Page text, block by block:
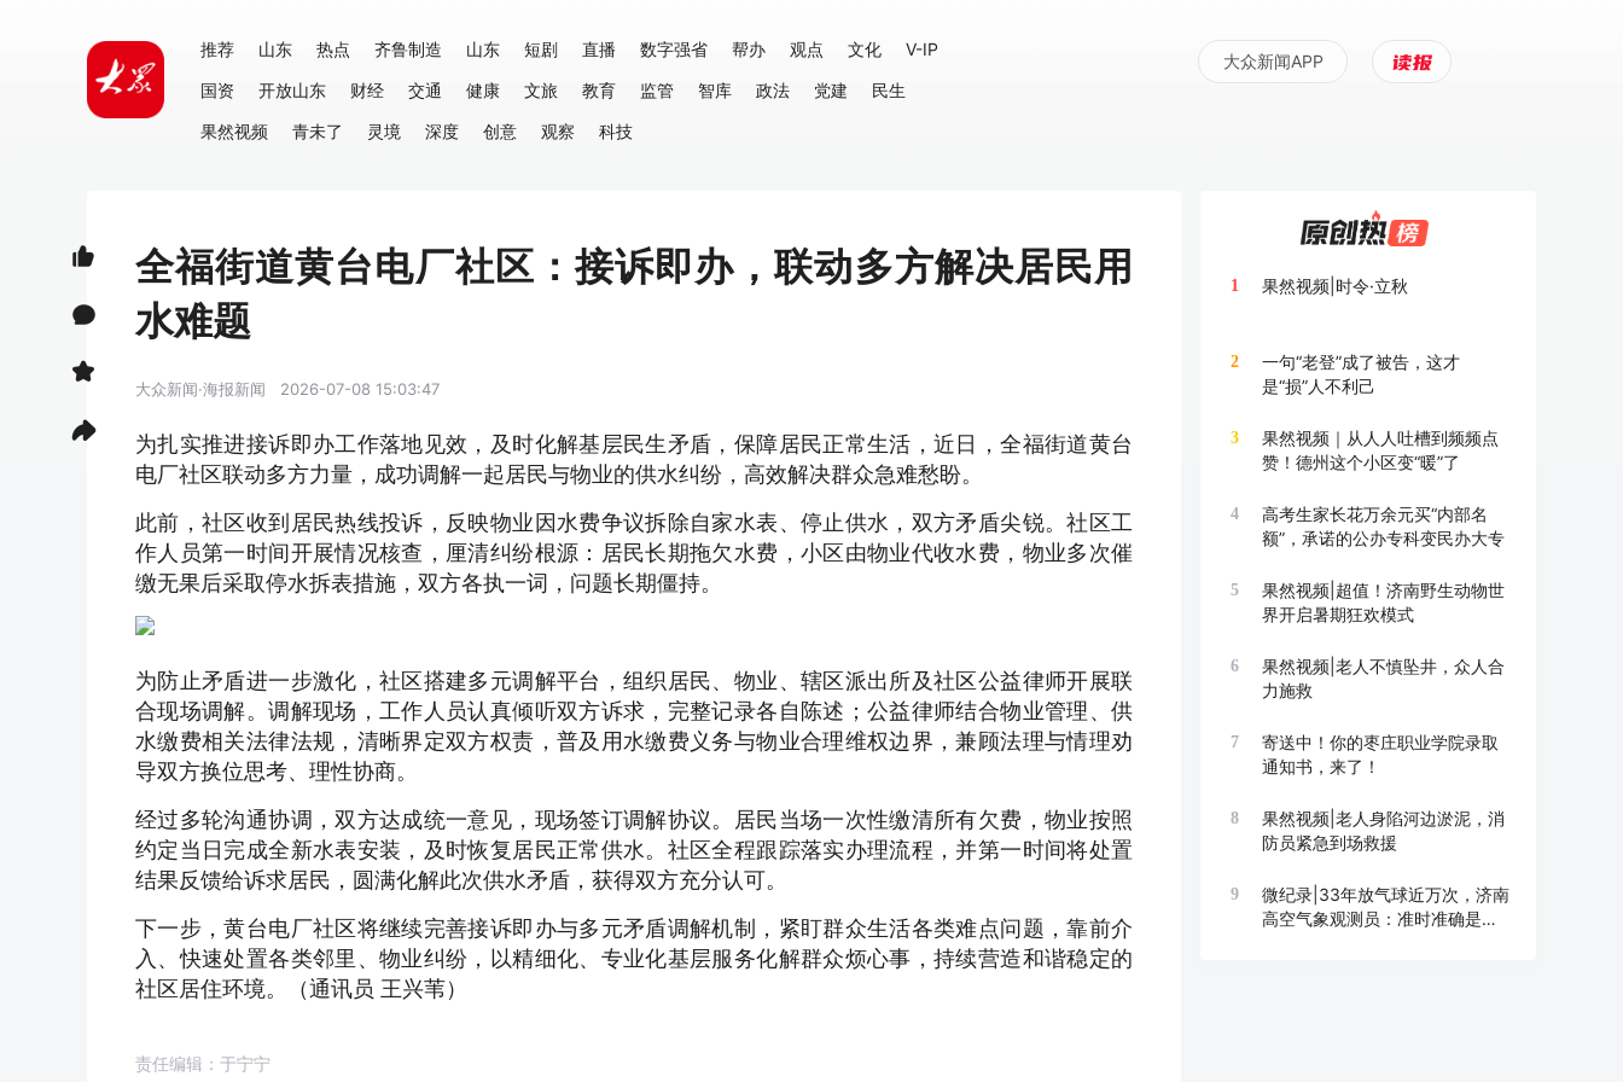
推荐 山东 热点 齐鲁制造 山东 短剧 直播 数字强省 帮办 观点 文化
V-IP
国资
开放山东 财经 交通 健康 文旅 教育 监管 智库 政法 党建
民生
果然视频
青未了 灵境 深度 创意 观察 科技
大众新闻APP
全福街道黄台电厂社区：接诉即办，联动多方解决居民用
水难题
大众新闻·海报新闻 2026-07-08 15:03:47
为扎实推进接诉即办工作落地见效，及时化解基层民生矛盾，保障居民正常生活，近日，全福街道黄台
电厂社区联动多方力量，成功调解一起居民与物业的供水纠纷，高效解决群众急难愁盼。
此前，社区收到居民热线投诉，反映物业因水费争议拆除自家水表、停止供水，双方矛盾尖锐。社区工
作人员第一时间开展情况核查，厘清纠纷根源：居民长期拖欠水费，小区由物业代收水费，物业多次催
缴无果后采取停水拆表措施，双方各执一词，问题长期僵持。
为防止矛盾进一步激化，社区搭建多元调解平台，组织居民、物业、辖区派出所及社区公益律师开展联
合现场调解。调解现场，工作人员认真倾听双方诉求，完整记录各自陈述；公益律师结合物业管理、供
水缴费相关法律法规，清晰界定双方权责，普及用水缴费义务与物业合理维权边界，兼顾法理与情理劝
导双方换位思考、理性协商。
经过多轮沟通协调，双方达成统一意见，现场签订调解协议。居民当场一次性缴清所有欠费，物业按照
约定当日完成全新水表安装，及时恢复居民正常供水。社区全程跟踪落实办理流程，并第一时间将处置
结果反馈给诉求居民，圆满化解此次供水矛盾，获得双方充分认可。
下一步，黄台电厂社区将继续完善接诉即办与多元矛盾调解机制，紧盯群众生活各类难点问题，靠前介
入、快速处置各类邻里、物业纠纷，以精细化、专业化基层服务化解群众烦心事，持续营造和谐稳定的
社区居住环境。（通讯员 王兴苇）
责任编辑：于宁宁
1 果然视频|时令·立秋
2
一句“老登”成了被告，这才
是“损”人不利己
3
果然视频｜从人人吐槽到频频点
赞！德州这个小区变“暖”了
4
高考生家长花万余元买“内部名
额”，承诺的公办专科变民办大专
5
果然视频|超值！济南野生动物世
界开启暑期狂欢模式
6
果然视频|老人不慎坠井，众人合
力施救
7
寄送中！你的枣庄职业学院录取
通知书，来了！
8
果然视频|老人身陷河边淤泥，消
防员紧急到场救援
9
微纪录|33年放气球近万次，济南
高空气象观测员：准时准确是底